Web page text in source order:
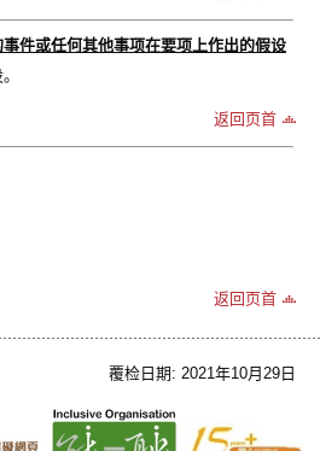
件或任何其他事项在要项上作出的假设
返回页首
返回页首
覆检日期: 2021年10月29日